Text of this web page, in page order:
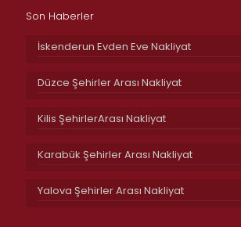
Son Haberler
İskenderun Evden Eve Nakliyat
Düzce Şehirler Arası Nakliyat
Kilis ŞehirlerArası Nakliyat
Karabük Şehirler Arası Nakliyat
Yalova Şehirler Arası Nakliyat